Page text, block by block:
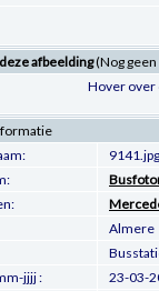
afbeelding(Nog
Hover over
9141.jpg
Almere
jjjj :
23-03-